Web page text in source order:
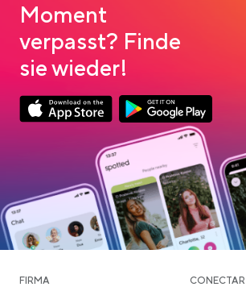
Moment
verpasst? Finde
sie wieder!
Google Play Download
FIRMA CONECTAR